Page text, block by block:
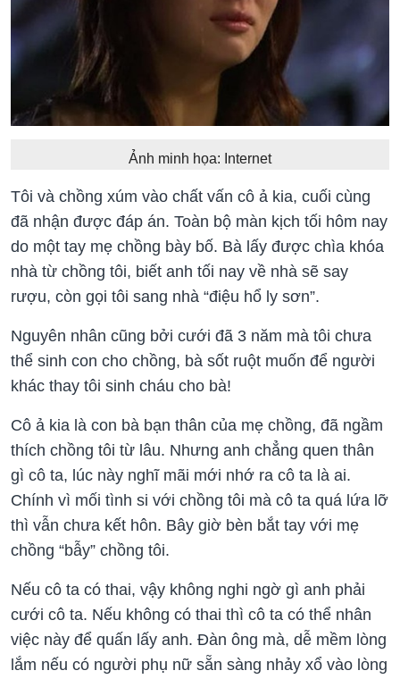
Ảnh minh họa: Internet
Tôi và chồng xúm vào chất vấn cô ả kia, cuối cùng
đã nhận được đáp án. Toàn bộ màn kịch tối hôm nay
do một tay mẹ chồng bày bố. Bà lấy được chìa khóa
nhà từ chồng tôi, biết anh tối nay về nhà sẽ say
rượu, còn gọi tôi sang nhà “điệu hổ ly sơn”.
Nguyên nhân cũng bởi cưới đã 3 năm mà tôi chưa
thể sinh con cho chồng, bà sốt ruột muốn để người
khác thay tôi sinh cháu cho bà!
Cô ả kia là con bà bạn thân của mẹ chồng, đã ngầm
thích chồng tôi từ lâu. Nhưng anh chẳng quen thân
gì cô ta, lúc này nghĩ mãi mới nhớ ra cô ta là ai.
Chính vì mối tình si với chồng tôi mà cô ta quá lứa lỡ
thì vẫn chưa kết hôn. Bây giờ bèn bắt tay với mẹ
chồng “bẫy” chồng tôi.
Nếu cô ta có thai, vậy không nghi ngờ gì anh phải
cưới cô ta. Nếu không có thai thì cô ta có thể nhân
việc này để quấn lấy anh. Đàn ông mà, dễ mềm lòng
lắm nếu có người phụ nữ sẵn sàng nhảy xổ vào lòng